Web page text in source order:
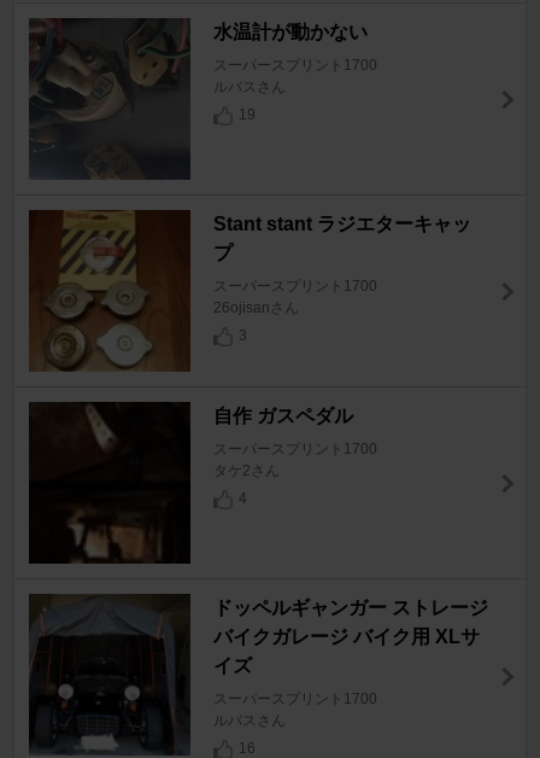
水温計が動かない
スーパースプリント1700
ルバスさん
19
Stant stant ラジエターキャッ
プ
スーパースプリント1700
26ojisanさん
3
自作 ガスペダル
スーパースプリント1700
タケ2さん
4
ドッペルギャンガー ストレージ
バイクガレージ バイク用 XLサ
イズ
スーパースプリント1700
ルバスさん
16